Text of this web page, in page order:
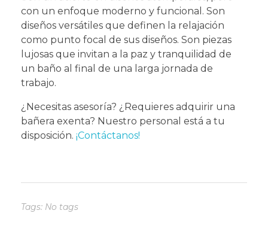
con un enfoque moderno y funcional. Son
diseños versátiles que definen la relajación
como punto focal de sus diseños. Son piezas
lujosas que invitan a la paz y tranquilidad de
un baño al final de una larga jornada de
trabajo.
¿Necesitas asesoría? ¿Requieres adquirir una
bañera exenta? Nuestro personal está a tu
disposición. ¡Contáctanos!
Tags: No tags